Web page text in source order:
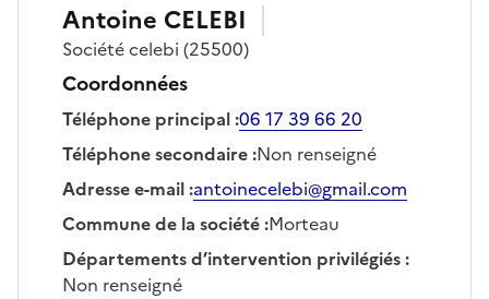
Antoine CELEBI
Sociétécelebi (25500)
Coordonnées
Téléphone principal:06 17 39 66 20
Téléphone secondaire:Non renseigné
Adresse e-mail:antoinecelebi@gmail.com
Commune de la société:Morteau
Départements d’intervention privilégiés:
Non renseigné